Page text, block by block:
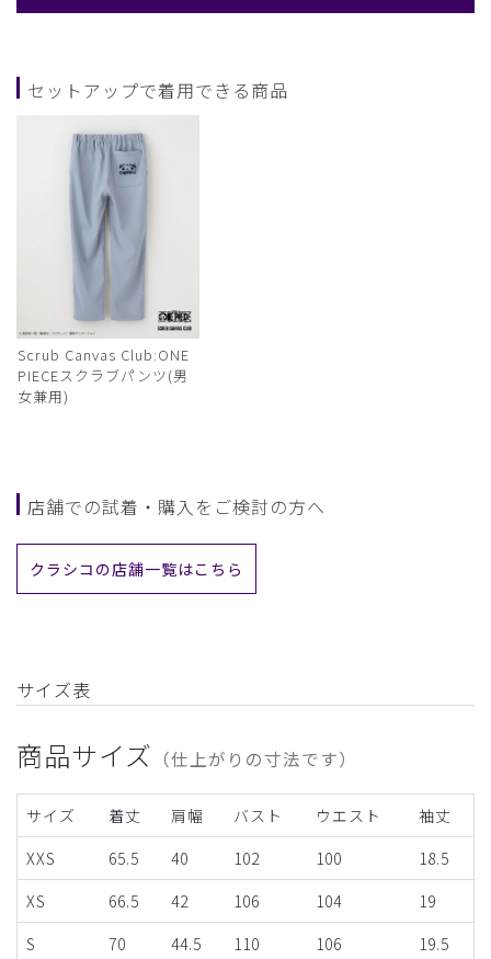
セットアップで着用できる商品
Scrub Canvas Club:ONE
PIECEスクラブパンツ(男
女兼用)
店舗での試着・購入をご検討の方へ
クラシコの店舗一覧はこちら
サイズ表
商品サイズ （仕上がりの寸法です）
サイズ 着丈 肩幅 バスト ウエスト
袖丈
XXS
65.5 40 102 100
18.5
XS
66.5 42 106 104
19
S
70 44.5 110 106
19.5